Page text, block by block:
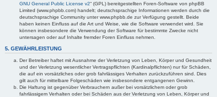
GNU General Public License v2“ (GPL) bereitgestellten Foren-Software von phpBB
Limited (www.phpbb.com) handelt; deutschsprachige Informationen werden durch die
deutschsprachige Community unter www.phpbb.de zur Verfügung gestellt. Beide
haben keinen Einfluss auf die Art und Weise, wie die Software verwendet wird. Sie
können insbesondere die Verwendung der Software für bestimmte Zwecke nicht
untersagen oder auf Inhalte fremder Foren Einfluss nehmen.
5. GEWÄHRLEISTUNG
Der Betreiber haftet mit Ausnahme der Verletzung von Leben, Körper und Gesundheit
und der Verletzung wesentlicher Vertragspflichten (Kardinalpflichten) nur für Schäden,
die auf ein vorsätzliches oder grob fahrlässiges Verhalten zurückzuführen sind. Dies
gilt auch für mittelbare Folgeschäden wie insbesondere entgangenen Gewinn.
Die Haftung ist gegenüber Verbrauchern außer bei vorsätzlichem oder grob
fahrlässigem Verhalten oder bei Schäden aus der Verletzung von Leben, Körper und